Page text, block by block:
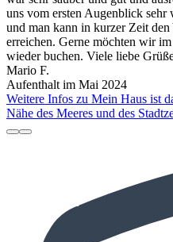
uns vom ersten Augenblick
und man kann in kurzer Zeit
erreichen. Gerne möchten wir
wieder buchen. Viele liebe
Mario F.
Aufenthalt im Mai 2024
Weitere Infos zu Mein Haus ist
Nähe des Meeres und des